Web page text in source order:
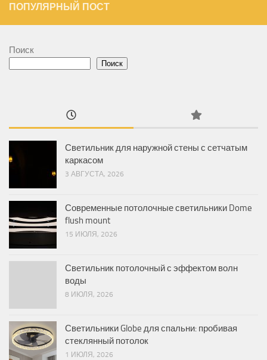
ПОПУЛЯРНЫЙ ПОСТ
Поиск
Поиск
Светильник для наружной стены с сетчатым
каркасом
3 АВГУСТА, 2026
Современные потолочные светильники Dome
flush mount
15 ИЮЛЯ, 2026
Светильник потолочный с эффектом волн
воды
8 ИЮЛЯ, 2026
Светильники Globe для спальни: пробивая
стеклянный потолок
1 ИЮЛЯ, 2026